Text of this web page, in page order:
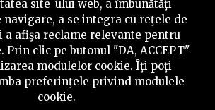
©2026PressOne.ro
Despre noiPolitica editorială
a conținutului
site-ului web, a îmbunătăţi
a se integra cu reţele de
a afişa reclame relevante pentru
Prin clic pe butonul "DA, ACCEPT"
modulelor cookie. Îţi poţi
preferinţele privind modulele
cookie.